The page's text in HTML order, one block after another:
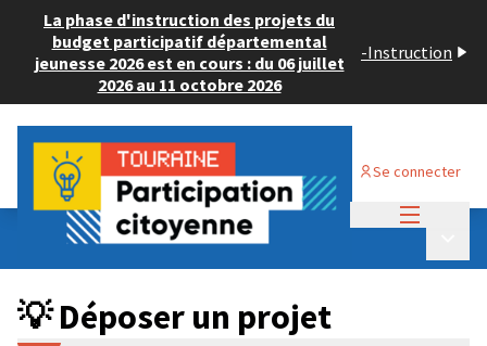
La phase d'instruction des projets du
budget participatif départemental
jeunesse 2026 est en cours : du 06 juillet
2026 au 11 octobre 2026
-Instruction
Se connecter
Budget Participatif ADULTE 2024
💡 Déposer un projet
💡 Déposer un projet